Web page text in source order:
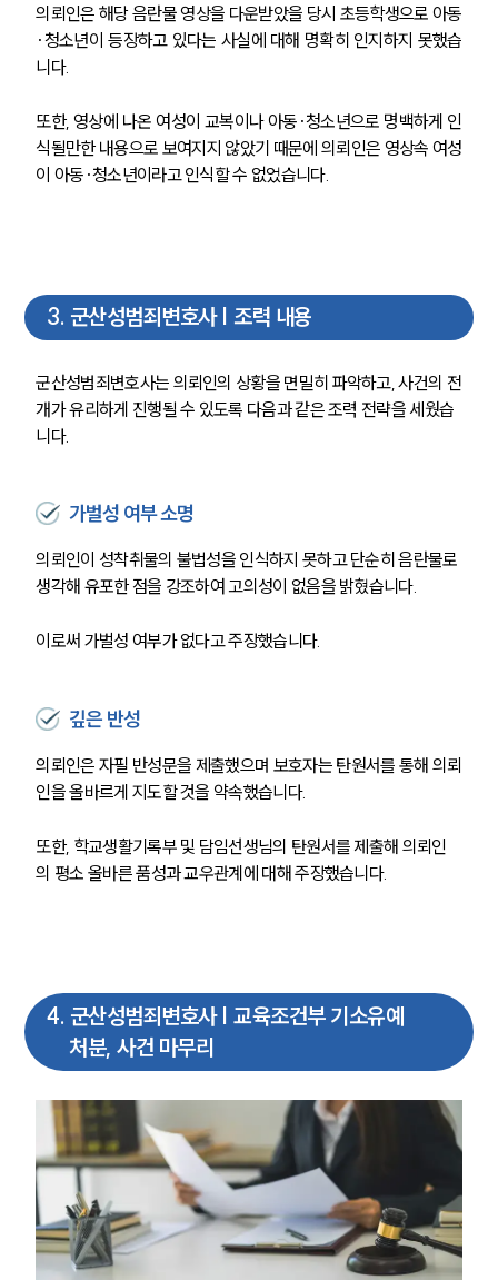
오시는 길
글로벌 파트너 로펌
고객의 소리
통합검색
AI대륜
업무사례
주요 업무사례
사례분석/최신동향
법률정보
의뢰인은 해당 음란물 영상을 다운받았을 당시 초등학생으로 아동
·청소년이 등장하고 있다는 사실에 대해 명확히 인지하지 못했습
니다.
또한, 영상에 나온 여성이 교복이나 아동·청소년으로 명백하게 인
식될만한 내용으로 보여지지 않았기 때문에 의뢰인은 영상속 여성
이 아동·청소년이라고 인식할 수 없었습니다.
3. 군산성범죄변호사 | 조력 내용
군산성범죄변호사는 의뢰인의 상황을 면밀히 파악하고, 사건의 전
개가 유리하게 진행될 수 있도록 다음과 같은 조력 전략을 세웠습
니다.
가벌성 여부 소명
의뢰인이 성착취물의 불법성을 인식하지 못하고 단순히 음란물로
생각해 유포한 점을 강조하여 고의성이 없음을 밝혔습니다.
이로써 가벌성 여부가 없다고 주장했습니다.
깊은 반성
의뢰인은 자필 반성문을 제출했으며 보호자는 탄원서를 통해 의뢰
인을 올바르게 지도할 것을 약속했습니다.
또한, 학교생활기록부 및 담임선생님의 탄원서를 제출해 의뢰인
의 평소 올바른 품성과 교우관계에 대해 주장했습니다.
4. 군산성범죄변호사 | 교육조건부 기소유예
처분, 사건 마무리